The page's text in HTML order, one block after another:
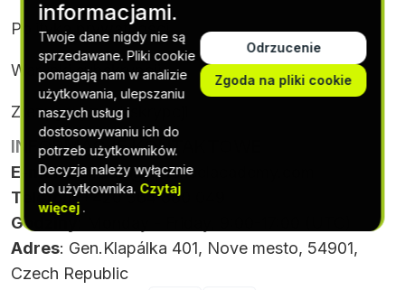
Polityka prywatności
Warunki subskrypcji
Zrezygnuj z subskrypcji
INFORMACJE KONTAKTOWE
E-mail:support@gptexcelacademy.com
Telefon: +420 564 880 049
Godziny
Adres: Gen.Klapálka 401, Nove mesto, 54901,
Czech Republic
informacjami.
Twoje dane nigdy nie są
sprzedawane. Pliki cookie
pomagają nam w analizie
użytkowania, ulepszaniu
naszych usług i
dostosowywaniu ich do
potrzeb użytkowników.
Decyzja należy wyłącznie
do użytkownika. Czytaj
więcej .
Odrzucenie
Zgoda na pliki cookie